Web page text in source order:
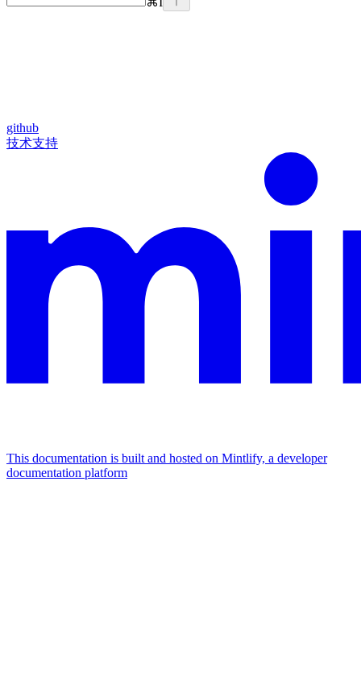
github
技术支持
This documentation is built and hosted on Mintlify, a developer
documentation platform